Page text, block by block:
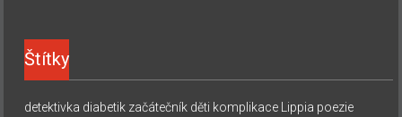
Štítky
detektivka diabetik začátečník děti komplikace Lippia poezie